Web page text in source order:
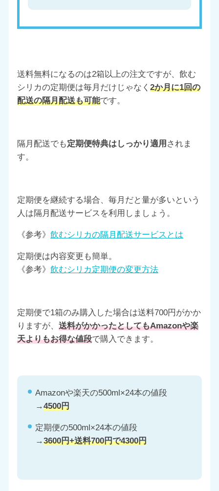
送料無料になるのは2箱以上の注文ですが、飲む
シリカの定期便は毎月だけじゃなく 2か月に1回の
配送の隔月配送も可能です。
隔月配送でも定期便特典はしっかり適用 されま
す。
定期便を継続する場合、毎月だと量が多いという
人は隔月配送サービスを利用しましょう。
《参考》 飲むシリカの隔月配送サービスとは
定期便は内容変更も簡単。
《参考》 飲むシリカ定期便の変更方法
定期便で1箱のみ購入した場合は送料700円がかか
りますが、 送料がかかったとしてもAmazonや楽
天よりもお得な値段で購入できます。
Amazonや楽天の500ml×24本の値段
→4500円
定期便の500ml×24本の値段
→3600円+送料700円で4300円